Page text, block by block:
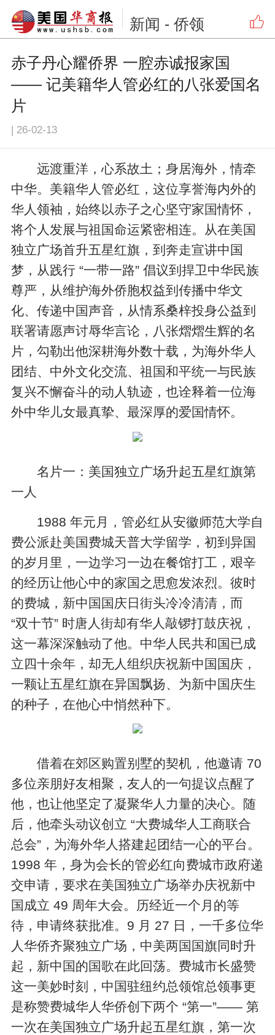
新闻 - 侨领
赤子丹心耀侨界 一腔赤诚报家国
—— 记美籍华人管必红的八张爱国名
片
| 26-02-13
远渡重洋，心系故土；身居海外，情牵
中华。美籍华人管必红，这位享誉海内外的
华人领袖，始终以赤子之心坚守家国情怀，
将个人发展与祖国命运紧密相连。从在美国
独立广场首升五星红旗，到奔走宣讲中国
梦，从践行 “一带一路” 倡议到捍卫中华民族
尊严，从维护海外侨胞权益到传播中华文
化、传递中国声音，从情系桑梓投身公益到
联署请愿声讨辱华言论，八张熠熠生辉的名
片，勾勒出他深耕海外数十载，为海外华人
团结、中外文化交流、祖国和平统一与民族
复兴不懈奋斗的动人轨迹，也诠释着一位海
外中华儿女最真挚、最深厚的爱国情怀。
名片一：美国独立广场升起五星红旗第
一人
1988 年元月，管必红从安徽师范大学自
费公派赴美国费城天普大学留学，初到异国
的岁月里，一边学习一边在餐馆打工，艰辛
的经历让他心中的家国之思愈发浓烈。彼时
的费城，新中国国庆日街头冷冷清清，而
“双十节” 时唐人街却有华人敲锣打鼓庆祝，
这一幕深深触动了他。中华人民共和国已成
立四十余年，却无人组织庆祝新中国国庆，
一颗让五星红旗在异国飘扬、为新中国庆生
的种子，在他心中悄然种下。
借着在郊区购置别墅的契机，他邀请 70
多位亲朋好友相聚，友人的一句提议点醒了
他，也让他坚定了凝聚华人力量的决心。随
后，他牵头动议创立 “大费城华人工商联合
总会”，为海外华人搭建起团结一心的平台。
1998 年，身为会长的管必红向费城市政府递
交申请，要求在美国独立广场举办庆祝新中
国成立 49 周年大会。历经近一个月的等
待，申请终获批准。9 月 27 日，一千多位华
人华侨齐聚独立广场，中美两国国旗同时升
起，新中国的国歌在此回荡。费城市长盛赞
这一美妙时刻，中国驻纽约总领馆总领事更
是称赞费城华人华侨创下两个 “第一”—— 第
一次在美国独立广场升起五星红旗，第一次